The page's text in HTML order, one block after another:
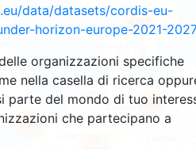
data/datasets/cordis-eu-
horizon-europe-2021-2027
organizzazioni specifiche
nella casella di ricerca
parte del mondo di tuo
che partecipano a
5602
2598